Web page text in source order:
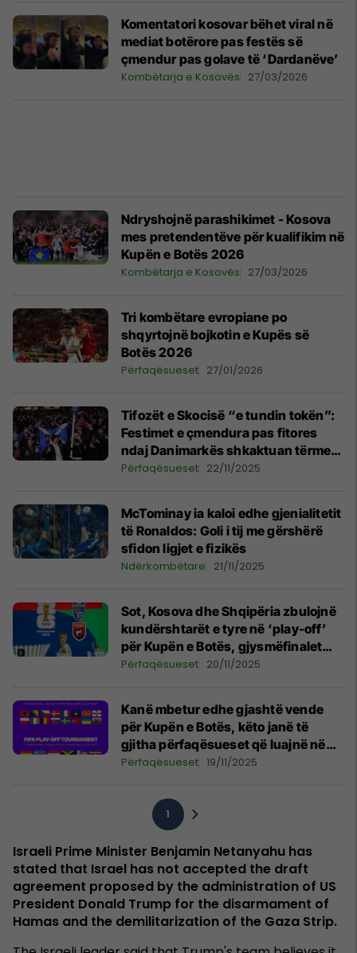
Komentatori kosovar bëhet viral në
mediat botërore pas festës së
çmendur pas golave të ‘Dardanëve’
Kombëtarja e Kosovës 27/03/2026
Ndryshojnë parashikimet - Kosova
mes pretendentëve për kualifikim në
Kupën e Botës 2026
Kombëtarja e Kosovës 27/03/2026
Tri kombëtare evropiane po
shqyrtojnë bojkotin e Kupës së
Botës 2026
Përfaqësueset 27/01/2026
Tifozët e Skocisë “e tundin tokën”:
Festimet e çmendura pas fitores
ndaj Danimarkës shkaktuan tërmet
të vogël
Përfaqësueset 22/11/2025
McTominay ia kaloi edhe gjenialitetit
të Ronaldos: Goli i tij me gërshërë
sfidon ligjet e fizikës
Ndërkombëtare 21/11/2025
Sot, Kosova dhe Shqipëria zbulojnë
kundërshtarët e tyre në ‘play-off’
për Kupën e Botës, gjysmëfinalet
dhe finalet hidhen menjëherë
Përfaqësueset 20/11/2025
Kanë mbetur edhe gjashtë vende
për Kupën e Botës, këto janë të
gjitha përfaqësueset që luajnë në
fazën eliminatore
Përfaqësueset 19/11/2025
1
Israeli Prime Minister Benjamin Netanyahu has
stated that Israel has not accepted the draft
agreement proposed by the administration of US
President Donald Trump for the disarmament of
Hamas and the demilitarization of the Gaza Strip.